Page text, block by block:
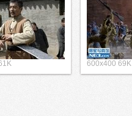
600x400 69K